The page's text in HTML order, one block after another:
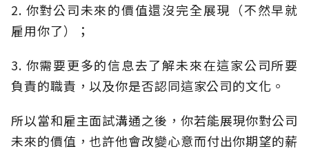
2. 你對公司未來的價值還沒完全展現（不然早就
雇用你了）；
3. 你需要更多的信息去了解未來在這家公司所要
負責的職責，以及你是否認同這家公司的文化。
所以當和雇主面試溝通之後，你若能展現你對公司
未來的價值，也許他會改變心意而付出你期望的薪